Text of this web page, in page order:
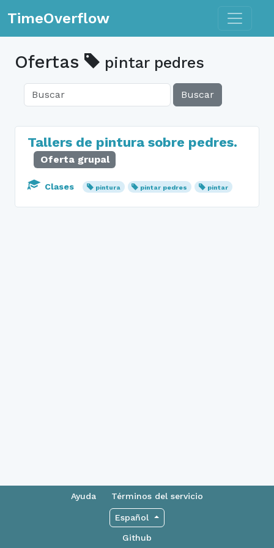
TimeOverflow Toggle
Ofertas pintar pedres
Buscar
Tallers de pintura sobre pedres.
Oferta grupal
Clases pintura pintar pedres pintar
Ayuda Términos del servicio
Español
Github